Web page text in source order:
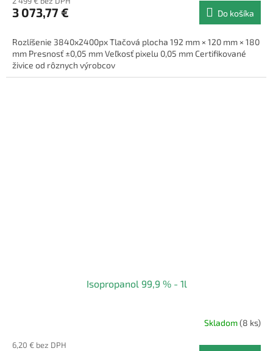
M
O
3 073,77 € Do košíka
Rozlíšenie 3840x2400px Tlačová plocha 192 mm × 120 mm × 180
mm Presnosť ±0,05 mm Veľkosť pixelu 0,05 mm Certifikované
živice od rôznych výrobcov
Isopropanol 99,9 % - 1l
Skladom(8 ks)
6,20 € bez DPH